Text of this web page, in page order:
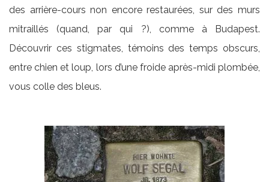
des arrière-cours non encore restaurées, sur des murs
mitraillés (quand, par qui ?), comme à Budapest.
Découvrir ces stigmates, témoins des temps obscurs,
entre chien et loup, lors d’une froide après-midi plombée,
vous colle des bleus.